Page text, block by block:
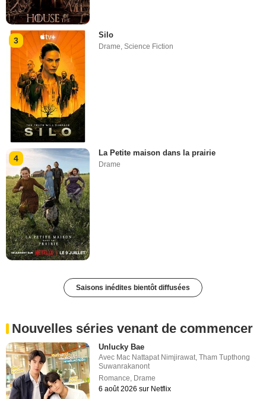
3
Silo
Drame ,Science Fiction
4
La Petite maison dans la prairie
Drame
Saisons inédites bientôt diffusées
Nouvelles séries venant de commencer
Unlucky Bae
Avec Mac Nattapat Nimjirawat,Tham Tupthong
Suwanrakanont
Romance, Drame
6 août 2026 sur Netflix